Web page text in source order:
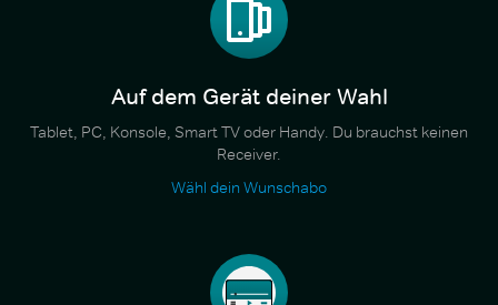
Auf dem Gerät deiner Wahl
Tablet, PC, Konsole, Smart TV oder Handy. Du brauchst keinen
Receiver.
Wähl dein Wunschabo